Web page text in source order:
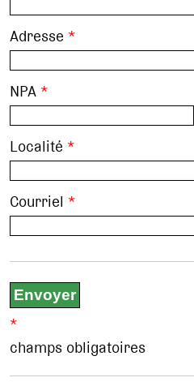
Adresse *
NPA *
Localité *
Courriel *
*
champs obligatoires